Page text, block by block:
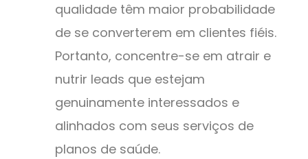
qualidade têm maior probabilidade
de se converterem em clientes fiéis.
Portanto, concentre-se em atrair e
nutrir leads que estejam
genuinamente interessados e
alinhados com seus serviços de
planos de saúde.